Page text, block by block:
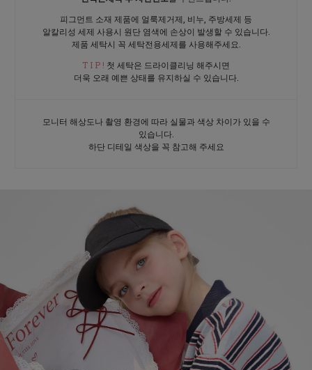
피그먼트 소재 제품에 얼룩제거제, 비누, 주방세제 등
알칼리성 세제 사용시 원단 염색에 손상이 발생할 수 있습니다.
제품 세탁시 꼭 세탁전용세제를 사용해주세요.
T I P ! 첫 세탁은 드라이클리닝 해주시면
더욱 오래 예쁜 상태를 유지하실 수 있습니다.
모니터 해상도나 촬영 환경에 따라 실물과 색상 차이가 있을 수
있습니다.
하단 디테일 색상을 꼭 참고해 주세요